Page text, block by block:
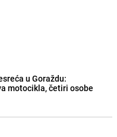
u Goraždu:
motocikla, četiri osobe